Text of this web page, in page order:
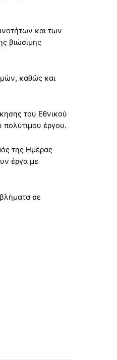
και των
βιώσιμης
καθώς και
του Εθνικού
πολύτιμου έργου.
της Ημέρας
έργα με
σε